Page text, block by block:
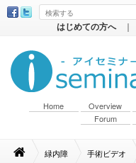
はじめての方へ ｜
Home Overview
Forum
緑内障 手術ビデオ